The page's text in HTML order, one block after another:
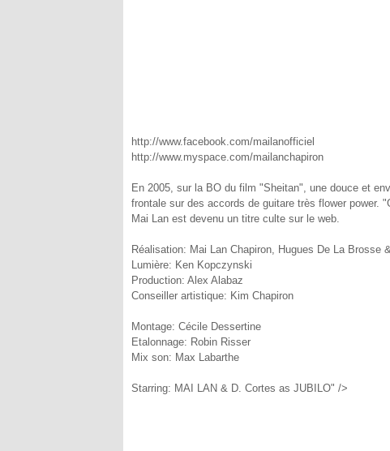
http://www.facebook.com/mailanofficiel
http://www.myspace.com/mailanchapiron
En 2005, sur la BO du film "Sheitan", une douce et
frontale sur des accords de guitare très flower power.
Mai Lan est devenu un titre culte sur le web.
Réalisation: Mai Lan Chapiron, Hugues De La Brosse
Lumière: Ken Kopczynski
Production: Alex Alabaz
Conseiller artistique: Kim Chapiron
Montage: Cécile Dessertine
Etalonnage: Robin Risser
Mix son: Max Labarthe
Starring: MAI LAN & D. Cortes as JUBILO" />